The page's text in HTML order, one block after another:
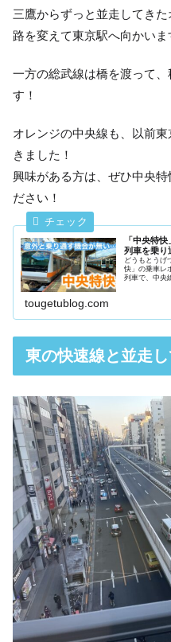
三鷹からずっと並走してき
路を変えて東京駅へ向かいま
一方の総武線は橋を渡って
す！
オレンジの中央線も、以前
きました！
興味がある方は、ぜひ中央
ださい！
「中央特
列車を乗り
どうもとうげ
快」の乗車レ
列車で、中央
tougetublog.com
東の快速線と並走